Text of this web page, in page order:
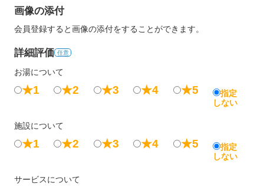
画像の添付
会員登録すると画像の添付をすることができます。
詳細評価 任意
お湯について
★1 ★2 ★3 ★4 ★5
指定
しない
施設について
★1 ★2 ★3 ★4 ★5
指定
しない
サービスについて